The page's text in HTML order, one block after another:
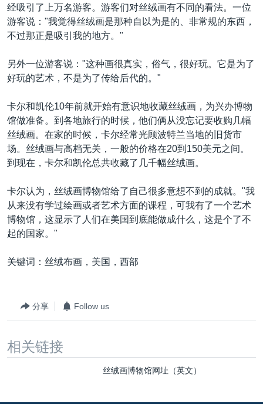
经吸引了上万名游客。游客们对丝绒画有不同的看法。一位
游客说："我觉得丝绒画是那种自以为是的、非常规的东西，
不过那正是吸引我的地方。"
另外一位游客说："这种画很真实，俗气，很好玩。它是为了
好玩的艺术，不是为了传给后代的。"
卡尔和凯伦10年前就开始有意识地收藏丝绒画，为兴办博物
馆做准备。到各地旅行的时候，他们俩从没忘记要收购几幅
丝绒画。在家的时候，卡尔经常光顾波特兰当地的旧货市
场。丝绒画与高档无关，一般的价格在20到150美元之间。
到现在，卡尔和凯伦总共收藏了几千幅丝绒画。
卡尔认为，丝绒画博物馆给了自己很多意想不到的成就。"我
从来没有学过绘画或者艺术方面的课程，可我有了一个艺术
博物馆，这显示了人们在美国到底能做成什么，这是个了不
起的国家。"
关键词：丝绒布画，美国，西部
分享 Follow us
相关链接
丝绒画博物馆网址（英文）